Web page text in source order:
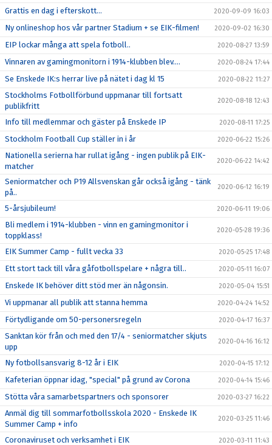
Grattis en dag i efterskott... 2020-09-09 16:03
Ny onlineshop hos vår partner Stadium + se EIK-filmen! 2020-09-02 16:30
EIP lockar många att spela fotboll.. 2020-08-27 13:59
Vinnaren av gamingmonitorn i 1914-klubben blev.... 2020-08-24 17:44
Se Enskede IK:s herrar live på nätet i dag kl 15 2020-08-22 11:27
Stockholms Fotbollförbund uppmanar till fortsatt
publikfritt
2020-08-18 12:43
Info till medlemmar och gäster på Enskede IP 2020-08-11 17:25
Stockholm Football Cup ställer in i år 2020-06-22 15:26
Nationella serierna har rullat igång - ingen publik på EIK-
matcher
2020-06-22 14:42
Seniormatcher och P19 Allsvenskan går också igång - tänk
på..
2020-06-12 16:19
5-årsjubileum! 2020-06-11 19:06
Bli medlem i 1914-klubben - vinn en gamingmonitor i
toppklass!
2020-05-28 19:36
EIK Summer Camp - fullt vecka 33 2020-05-25 17:48
Ett stort tack till våra gåfotbollspelare + några till.. 2020-05-11 16:07
Enskede IK behöver ditt stöd mer än någonsin. 2020-05-04 15:51
Vi uppmanar all publik att stanna hemma 2020-04-24 14:52
Förtydligande om 50-personersregeln 2020-04-17 16:37
Sanktan kör från och med den 17/4 - seniormatcher skjuts
upp
2020-04-16 16:12
Ny fotbollsansvarig 8-12 år i EIK 2020-04-15 17:12
Kafeterian öppnar idag, "special" på grund av Corona 2020-04-14 15:46
Stötta våra samarbetspartners och sponsorer 2020-03-27 16:22
Anmäl dig till sommarfotbollsskola 2020 - Enskede IK
Summer Camp + info
2020-03-25 11:46
Coronaviruset och verksamhet i EIK 2020-03-11 11:43